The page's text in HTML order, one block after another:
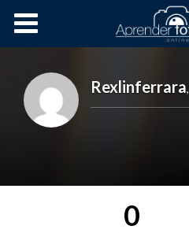
Cursos OnLine
Rexlinferrara,
0